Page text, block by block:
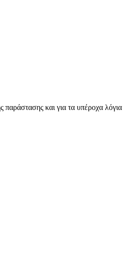
και για τα υπέροχα λόγια